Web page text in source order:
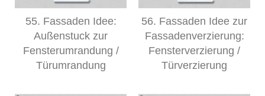
55. Fassaden Idee:
Außenstuck zur
Fensterumrandung /
Türumrandung
56. Fassaden Idee zur
Fassadenverzierung:
Fensterverzierung /
Türverzierung